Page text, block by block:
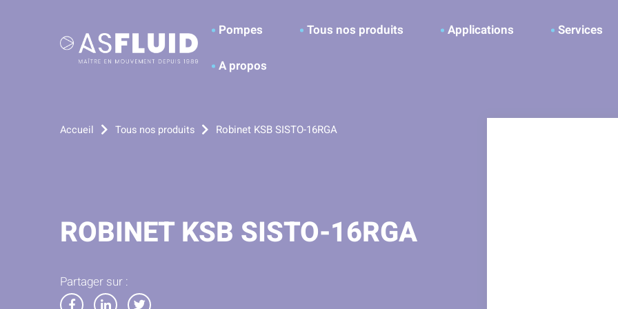
Pompes
Tous nos produits Applications Services
A propos
Accueil Tous nos produits Robinet KSB SISTO-16RGA
ROBINET KSB SISTO-16RGA
Partager sur :